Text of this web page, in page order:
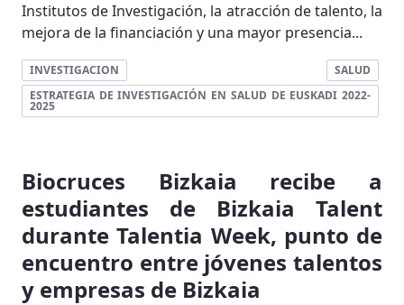
Institutos de Investigación, la atracción de talento, la
mejora de la financiación y una mayor presencia...
INVESTIGACION
SALUD
ESTRATEGIA DE INVESTIGACIÓN EN SALUD DE EUSKADI 2022-
2025
Biocruces Bizkaia recibe a
estudiantes de Bizkaia Talent
durante Talentia Week, punto de
encuentro entre jóvenes talentos
y empresas de Bizkaia